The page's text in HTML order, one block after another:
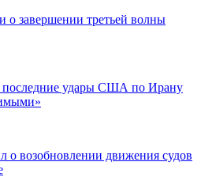
о завершении третьей волны
последние удары США по Ирану
о возобновлении движения судов